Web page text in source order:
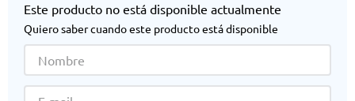
Este producto no está disponible actualmente
Quiero saber cuando este producto está disponible